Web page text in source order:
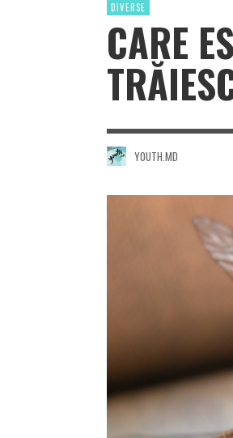
DIVERSE
CARE
YOUTH.MD